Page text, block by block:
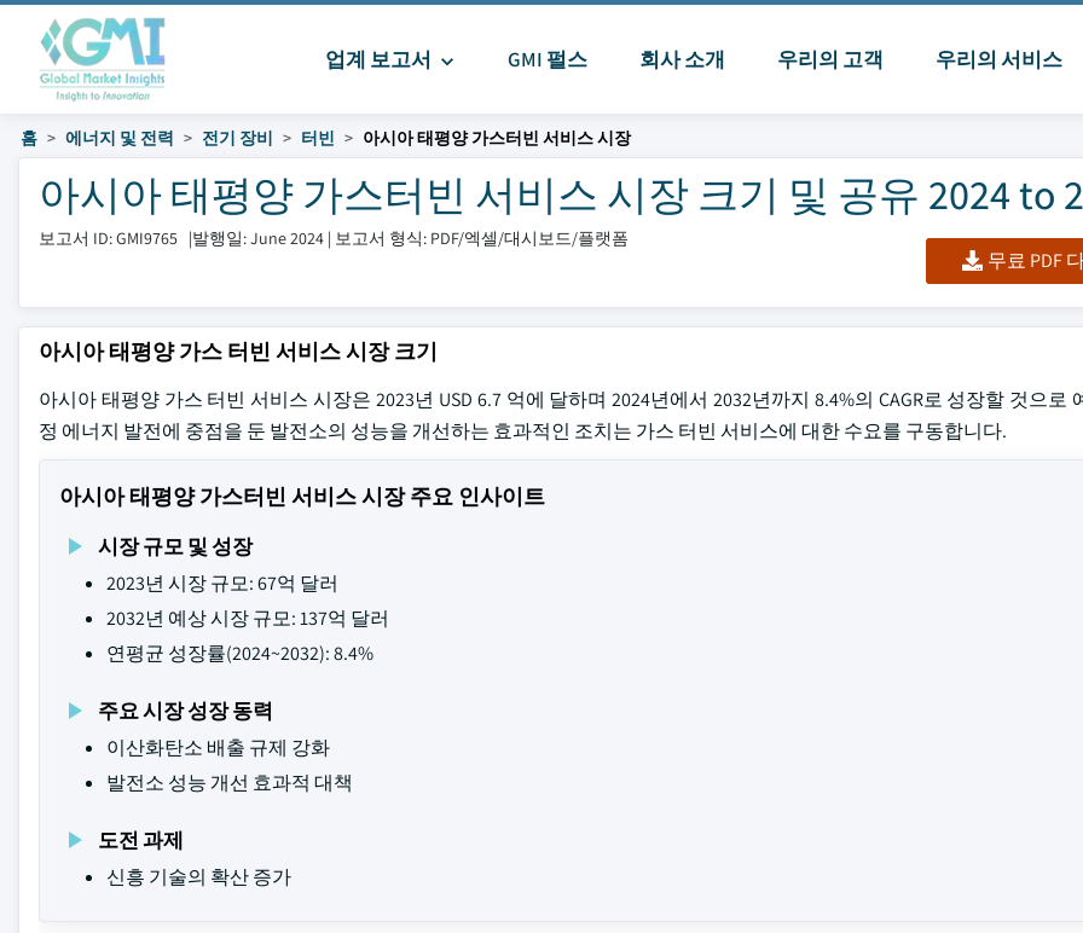
업계 보고서 GMI 펄스 회사 소개 우리의 고객 우리의 서비스
홈 에너지 및 전력 전기 장비 터빈 아시아 태평양 가스터빈 서비스 시장
아시아 태평양 가스터빈 서비스 시장 크기 및 공유 2024 to
보고서 ID: GMI9765 |발행일: June 2024 | 보고서 형식: PDF/엑셀/대시보드/플랫폼
무료 PDF
아시아 태평양 가스 터빈 서비스 시장 크기
아시아 태평양 가스 터빈 서비스 시장은 2023년 USD 6.7 억에 달하며 2024년에서 2032년까지 8.4%의 CAGR로 성장할 것으로
정 에너지 발전에 중점을 둔 발전소의 성능을 개선하는 효과적인 조치는 가스 터빈 서비스에 대한 수요를 구동합니다.
아시아 태평양 가스터빈 서비스 시장 주요 인사이트
시장 규모 및 성장
2023년 시장 규모: 67억 달러
2032년 예상 시장 규모: 137억 달러
연평균 성장률(2024~2032): 8.4%
주요 시장 성장 동력
이산화탄소 배출 규제 강화
발전소 성능 개선 효과적 대책
도전 과제
신흥 기술의 확산 증가